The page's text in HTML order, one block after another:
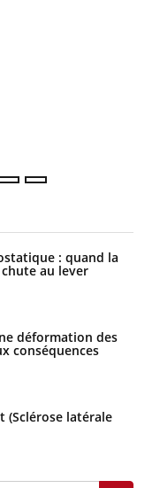
: quand la
au lever
déformation des
conséquences
(Sclérose latérale